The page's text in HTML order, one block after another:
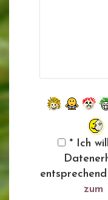
* Ich
zum